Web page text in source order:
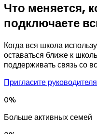
Что меняется,
подключаете
Когда вся школа
оставаться ближе к
поддерживать связь со
Пригласите
0%
Больше активных семей